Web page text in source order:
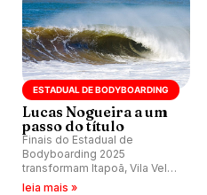
ESTADUAL DE BODYBOARDING
Lucas Nogueira a um
passo do título
Finais do Estadual de
Bodyboarding 2025
transformam Itapoã, Vila Velha
(ESP) no palco decisivo da
leia mais »